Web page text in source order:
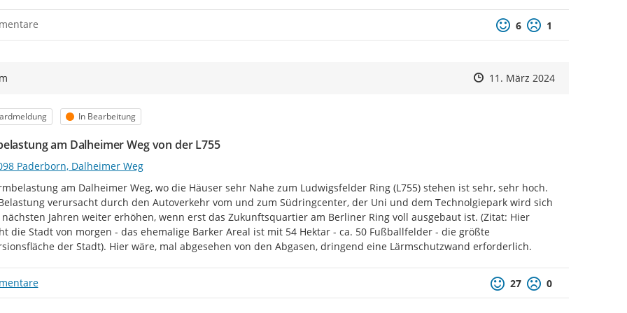
[2]Landesamt für Natur, Umwelt und Verbraucherschutz des Landes NRW
Positive Bewertung
6 Negative
1
Zeitpunkt des Erstellens
Zeitpunkt des Erstellens
11. März 2024Zur Äußerung
Status
In Bearbeitung
am Dalheimer Weg von der L755
Paderborn, Dalheimer Weg
am Dalheimer Weg, wo die Häuser sehr Nahe zum Ludwigsfelder Ring (L755) stehen ist sehr, sehr hoch.
verursacht durch den Autoverkehr vom und zum Südringcenter, der Uni und dem Technolgiepark wird sich
Jahren weiter erhöhen, wenn erst das Zukunftsquartier am Berliner Ring voll ausgebaut ist. (Zitat: Hier
die Stadt von morgen - das ehemalige Barker Areal ist mit 54 Hektar - ca. 50 Fußballfelder - die größte
der Stadt). Hier wäre, mal abgesehen von den Abgasen, dringend eine Lärmschutzwand erforderlich.
Positive Bewertung
27 Negative
0